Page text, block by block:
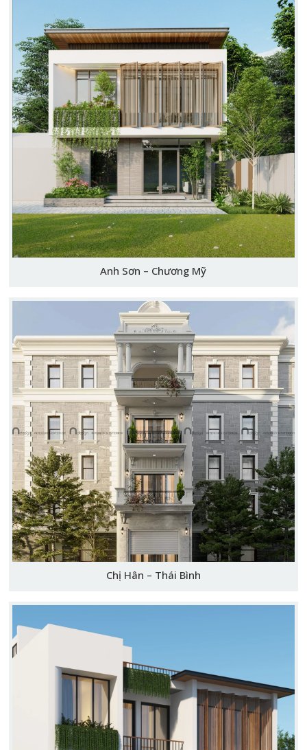
Anh Sơn – Chương Mỹ
Chị Hân – Thái Bình